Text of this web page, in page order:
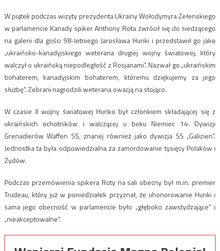
W piątek podczas wizyty prezydenta Ukrainy Wołodymyra Zełenskiego
w parlamencie Kanady spiker Anthony Rota zwrócił się do siedzącego
na galerii dla gości 98-letniego Jarosława Hunki i przedstawił go jako
„ukraińsko-kanadyjskiego weterana drugiej wojny światowej, który
walczył o ukraińską niepodległość z Rosjanami”. Nazwał go „ukraińskim
bohaterem, kanadyjskim bohaterem, któremu dziękujemy za jego
służbę”. Zebrani nagrodzili weterana owacją na stojąco.
W czasie II wojny światowej Hunko był członkiem składającej się z
ukraińskich ochotników i walczącej u boku Niemiec 14. Dywizji
Grenadierów Waffen SS, znanej również jako dywizja SS „Galizien”.
Jednostka ta była odpowiedzialna za zamordowanie tysięcy Polaków i
Żydów.
Podczas przemówienia spikera Roty na sali obecny był m.in. premier
Trudeau, który już w poniedziałek przyznał, że uhonorowanie Hunki i
sama jego obecność w parlamencie było „głęboko zawstydzające” i
„nieakceptowalne”.